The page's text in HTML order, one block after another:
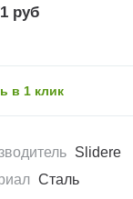
руб
в 1 клик
Slidere
Сталь